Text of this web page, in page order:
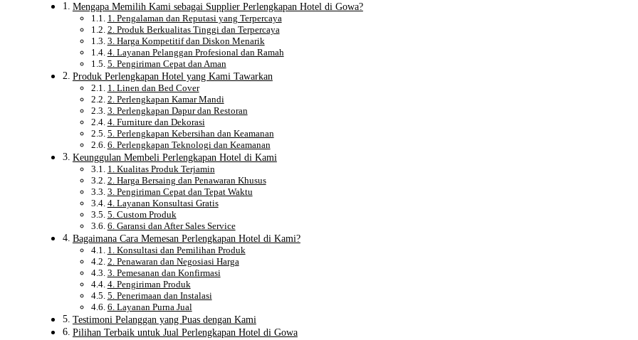
Mengapa Memilih Kami sebagai Supplier Perlengkapan Hotel di Gowa?
1. Pengalaman dan Reputasi yang Terpercaya
2. Produk Berkualitas Tinggi dan Terpercaya
3. Harga Kompetitif dan Diskon Menarik
4. Layanan Pelanggan Profesional dan Ramah
5. Pengiriman Cepat dan Aman
Produk Perlengkapan Hotel yang Kami Tawarkan
1. Linen dan Bed Cover
2. Perlengkapan Kamar Mandi
3. Perlengkapan Dapur dan Restoran
4. Furniture dan Dekorasi
5. Perlengkapan Kebersihan dan Keamanan
6. Perlengkapan Teknologi dan Keamanan
Keunggulan Membeli Perlengkapan Hotel di Kami
1. Kualitas Produk Terjamin
2. Harga Bersaing dan Penawaran Khusus
3. Pengiriman Cepat dan Tepat Waktu
4. Layanan Konsultasi Gratis
5. Custom Produk
6. Garansi dan After Sales Service
Bagaimana Cara Memesan Perlengkapan Hotel di Kami?
1. Konsultasi dan Pemilihan Produk
2. Penawaran dan Negosiasi Harga
3. Pemesanan dan Konfirmasi
4. Pengiriman Produk
5. Penerimaan dan Instalasi
6. Layanan Purna Jual
Testimoni Pelanggan yang Puas dengan Kami
Pilihan Terbaik untuk Jual Perlengkapan Hotel di Gowa